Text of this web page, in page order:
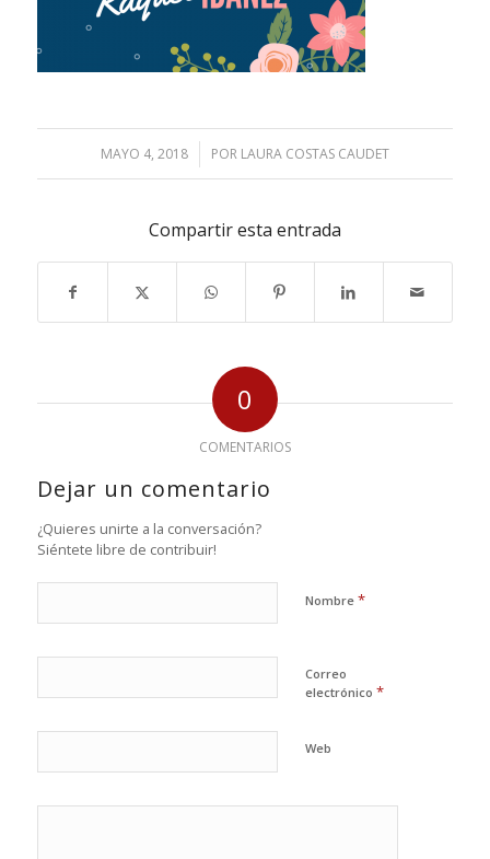
MAYO 4, 2018
/ POR LAURA COSTAS CAUDET
Compartir esta entrada
0
COMENTARIOS
Dejar un comentario
¿Quieres unirte a la conversación?
Siéntete libre de contribuir!
Nombre *
Correo
electrónico *
Web